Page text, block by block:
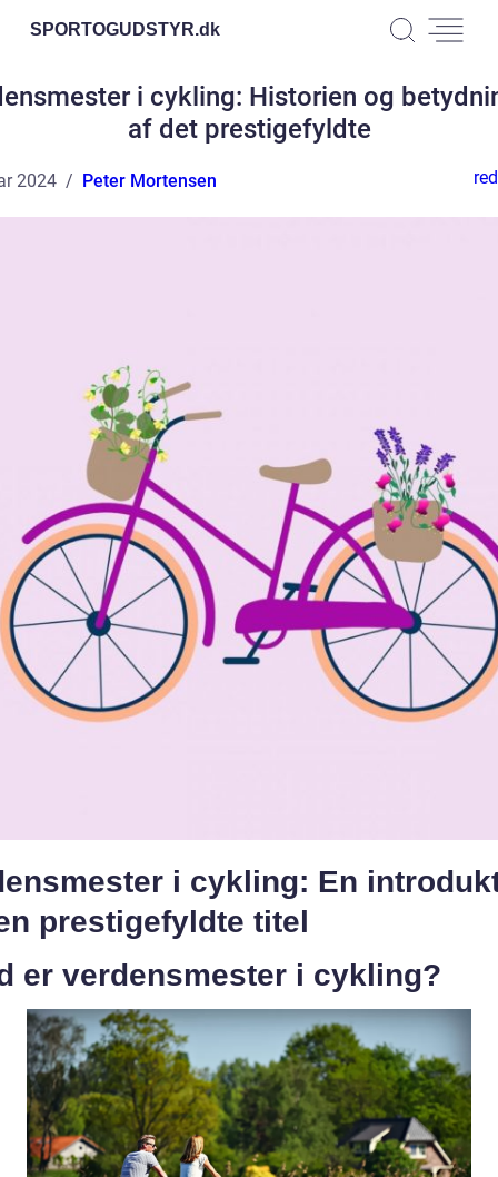
SPORTOGUDSTYR.dk
i cykling: Historien og
af det prestigefyldte
2024 Peter Mortensen
i cykling: En
prestigefyldte titel
er verdensmester i cykling?